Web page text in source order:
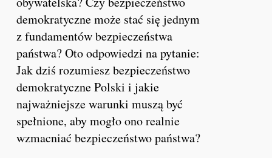
demokratyczne może stać się jednym
z fundamentów bezpieczeństwa
państwa? Oto odpowiedzi na pytanie:
Jak dziś rozumiesz bezpieczeństwo
demokratyczne Polski i jakie
najważniejsze warunki muszą być
spełnione, aby mogło ono realnie
wzmacniać bezpieczeństwo państwa?